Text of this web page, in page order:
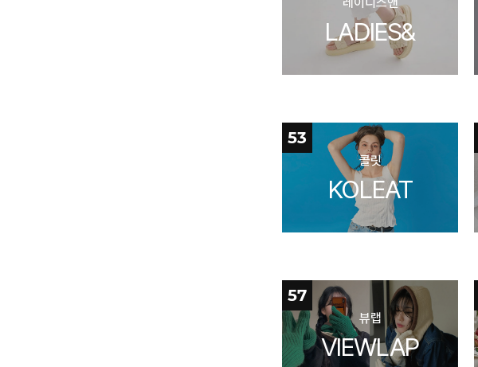
LADIES&
53
콜릿
KOLEAT
57
뷰랩
VIEWLAP